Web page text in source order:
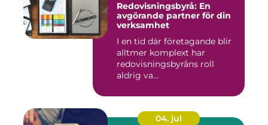
Redovisningsbyrå: En
avgörande partner för din
verksamhet
I en tid där företagande blir
alltmer komplext har
redovisningsbyråns roll
aldrig va...
04. jul